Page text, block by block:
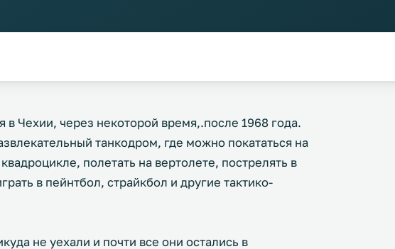
в Чехии, через некоторой время,.после 1968 года.
танкодром, где можно покататься на
полетать на вертолете, пострелять в
в пейнтбол, страйкбол и другие тактико-
не уехали и почти все они остались в